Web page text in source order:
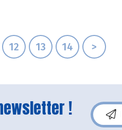
12 13 14 >
!